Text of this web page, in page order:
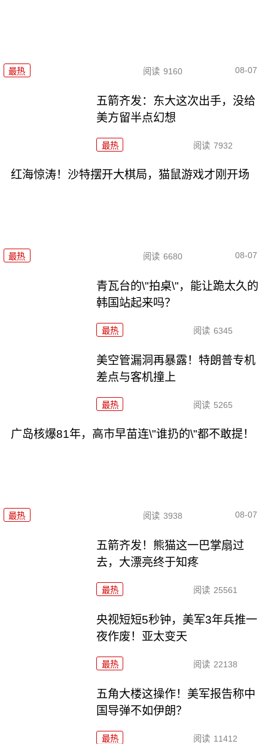
最热 阅读 9160 08-07
五箭齐发：东大这次出手，没给
美方留半点幻想
最热 阅读 7932
红海惊涛！沙特摆开大棋局，猫鼠游戏才刚开场
最热 阅读 6680 08-07
青瓦台的\"拍桌\"，能让跪太久的
韩国站起来吗？
最热 阅读 6345
美空管漏洞再暴露！特朗普专机
差点与客机撞上
最热 阅读 5265
广岛核爆81年，高市早苗连\"谁扔的\"都不敢提！
最热 阅读 3938 08-07
五箭齐发！熊猫这一巴掌扇过
去，大漂亮终于知疼
最热 阅读 25561
央视短短5秒钟，美军3年兵推一
夜作废！亚太变天
最热 阅读 22138
五角大楼这操作！美军报告称中
国导弹不如伊朗？
最热 阅读 11412